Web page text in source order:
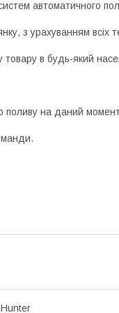
автоматичного
з урахуванням всіх
в будь-який
на даний
Hunter